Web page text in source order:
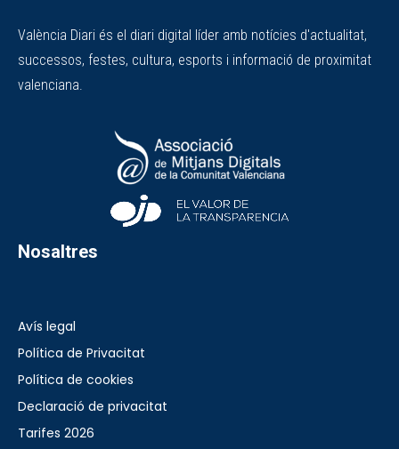
València Diari és el diari digital líder amb notícies d'actualitat,
successos, festes, cultura, esports i informació de proximitat
valenciana.
Nosaltres
Avís legal
Política de Privacitat
Política de cookies
Declaració de privacitat
Tarifes 2026